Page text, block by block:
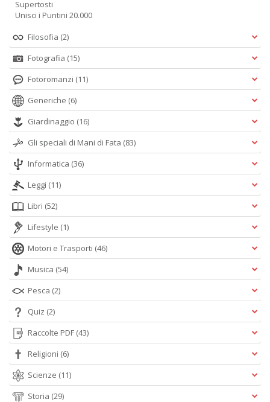
Supertosti
Unisci i Puntini 20.000
Filosofia (2)
Fotografia (15)
Fotoromanzi (11)
Generiche (6)
Giardinaggio (16)
Gli speciali di Mani di Fata (83)
Informatica (36)
Leggi (11)
Libri (52)
Lifestyle (1)
Motori e Trasporti (46)
Musica (54)
Pesca (2)
Quiz (2)
Raccolte PDF (43)
Religioni (6)
Scienze (11)
Storia (29)